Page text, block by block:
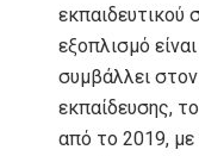
εκπαιδευτικού
εξοπλισμό
συμβάλλει
εκπαίδευσης,
από το 2019,